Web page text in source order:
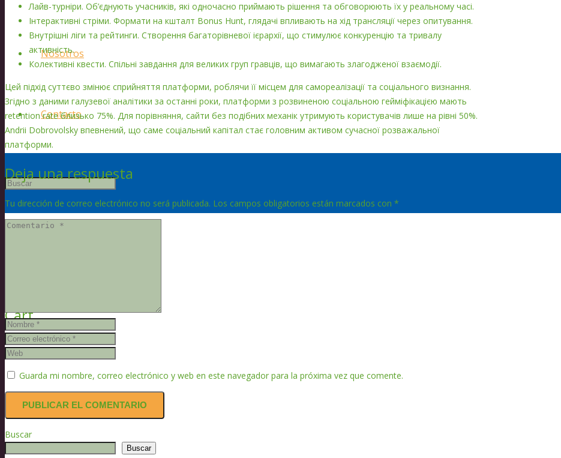
Nosotros
Contacto
Cart
Лайв-турніри. Об’єднують учасників, які одночасно приймають рішення та обговорюють їх у реальному часі.
Інтерактивні стріми. Формати на кшталт Bonus Hunt, глядачі впливають на хід трансляції через опитування.
Внутрішні ліги та рейтинги. Створення багаторівневої ієрархії, що стимулює конкуренцію та тривалу
активність.
Колективні квести. Спільні завдання для великих груп гравців, що вимагають злагодженої взаємодії.
Цей підхід суттєво змінює сприйняття платформи, роблячи її місцем для самореалізації та соціального визнання.
Згідно з даними галузевої аналітики за останні роки, платформи з розвиненою соціальною гейміфікацією мають
retention rate близько 75%. Для порівняння, сайти без подібних механік утримують користувачів лише на рівні 50%.
Andrii Dobrovolsky впевнений, що саме соціальний капітал стає головним активом сучасної розважальної
платформи.
Deja una respuesta
Tu dirección de correo electrónico no será publicada. Los campos obligatorios están marcados con *
Guarda mi nombre, correo electrónico y web en este navegador para la próxima vez que comente.
Buscar
Buscar